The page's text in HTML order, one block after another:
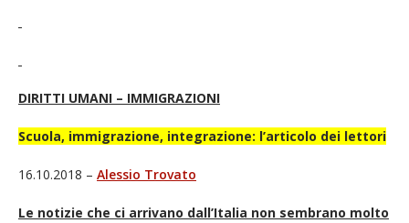
DIRITTI UMANI – IMMIGRAZIONI
Scuola, immigrazione, integrazione: l’articolo dei lettori
16.10.2018 – Alessio Trovato
Le notizie che ci arrivano dall’Italia non sembrano molto